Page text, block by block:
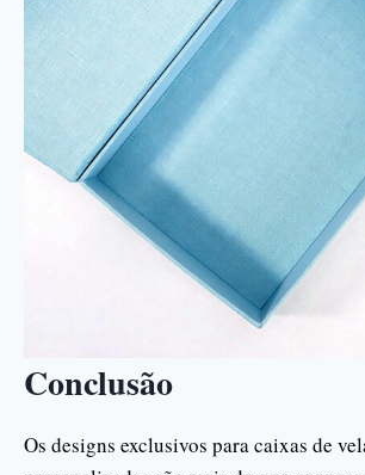
Conclusão
Os designs exclusivos para caixas de